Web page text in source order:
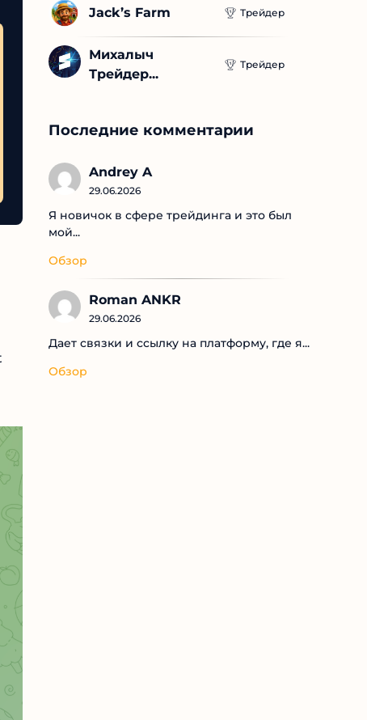
Jack’s Farm Трейдер
Михалыч
Трейдер...
Трейдер
Последние комментарии
Andrey A
29.06.2026
Я новичок в сфере трейдинга и это был
мой...
Обзор
Roman ANKR
29.06.2026
Дает связки и ссылку на платформу, где я...
Обзор